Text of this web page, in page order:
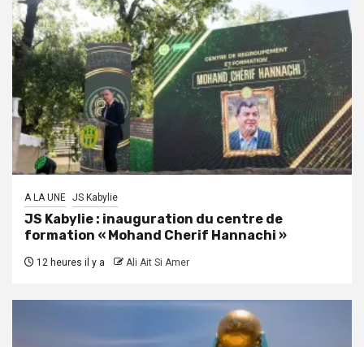
A LA UNE JS Kabylie
JS Kabylie : inauguration du centre de
formation « Mohand Cherif Hannachi »
12 heures il y a Ali Ait Si Amer